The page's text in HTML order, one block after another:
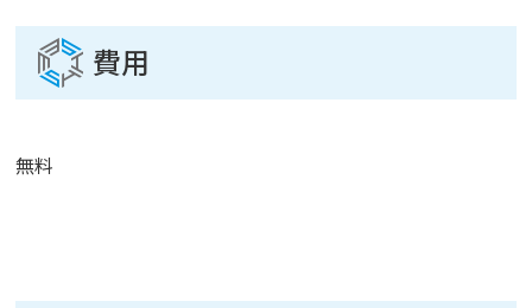
費用
無料